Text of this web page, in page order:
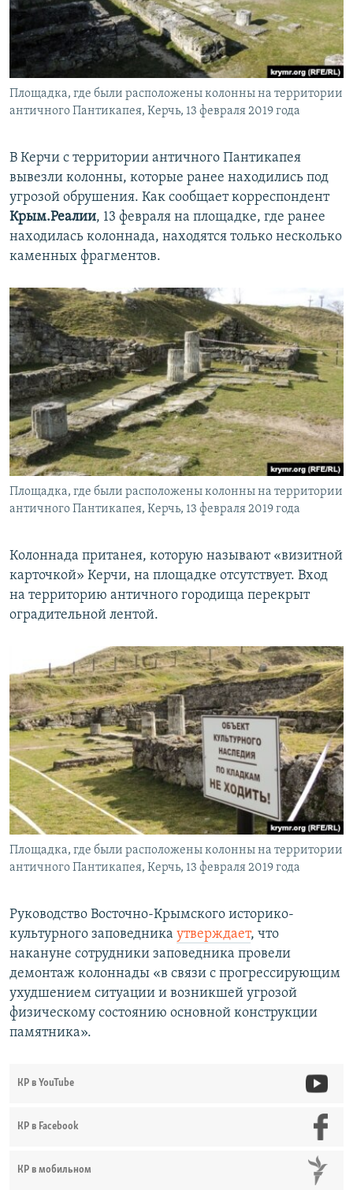
ПОБЕДИТЕЛЕЙ НЕ СУДЯТ?
КРЫМ.НЕПОКОРЕННЫЙ
ELIFBE
УКРАИНСКАЯ ПРОБЛЕМА КРЫМА
ПРИСОЕДИНЯЙТЕСЬ!
Площадка, где были расположены колонны на территории
античного Пантикапея, Керчь, 13 февраля 2019 года
В Керчи с территории античного Пантикапея
вывезли колонны, которые ранее находились под
угрозой обрушения. Как сообщает корреспондент
Крым.Реалии, 13 февраля на площадке, где ранее
находилась колоннада, находятся только несколько
каменных фрагментов.
Площадка, где были расположены колонны на территории
античного Пантикапея, Керчь, 13 февраля 2019 года
Колоннада пританея, которую называют «визитной
карточкой» Керчи, на площадке отсутствует. Вход
на территорию античного городища перекрыт
оградительной лентой.
Площадка, где были расположены колонны на территории
античного Пантикапея, Керчь, 13 февраля 2019 года
Руководство Восточно-Крымского историко-
культурного заповедника утверждает, что
накануне сотрудники заповедника провели
демонтаж колоннады «в связи с прогрессирующим
ухудшением ситуации и возникшей угрозой
физическому состоянию основной конструкции
памятника».
КР в YouTube
КР в Facebook
КР в мобильном